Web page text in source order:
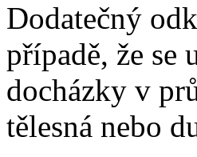
Dodatečný
případě, že se
docházky v
tělesná nebo